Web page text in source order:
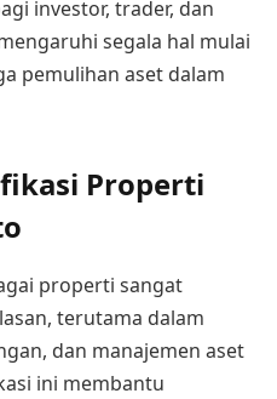
investor, trader, dan
segala hal mulai
pemulihan aset dalam
Properti
properti sangat
terutama dalam
dan manajemen aset
ini membantu